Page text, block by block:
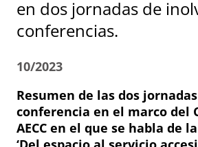
en dos jornadas de
conferencias.
10/2023
Resumen de las dos
conferencia en el marco del
AECC en el que se habla de